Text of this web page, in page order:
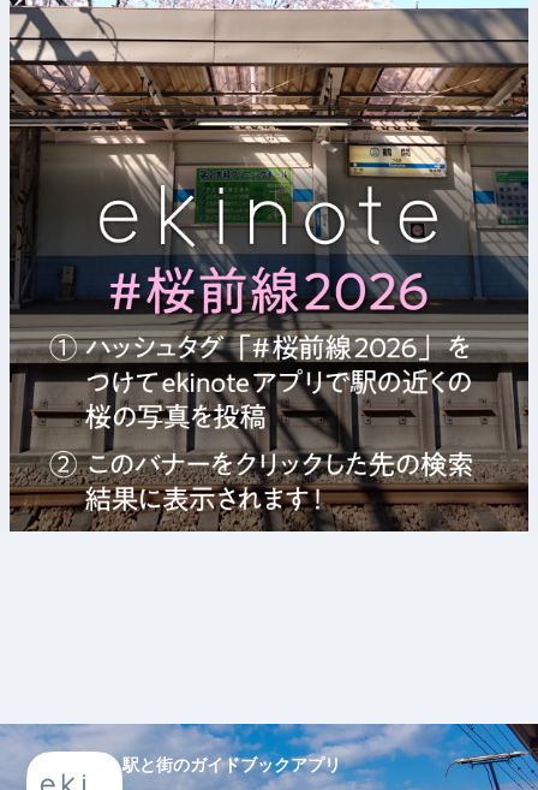
駅と街のガイドブックアプリ